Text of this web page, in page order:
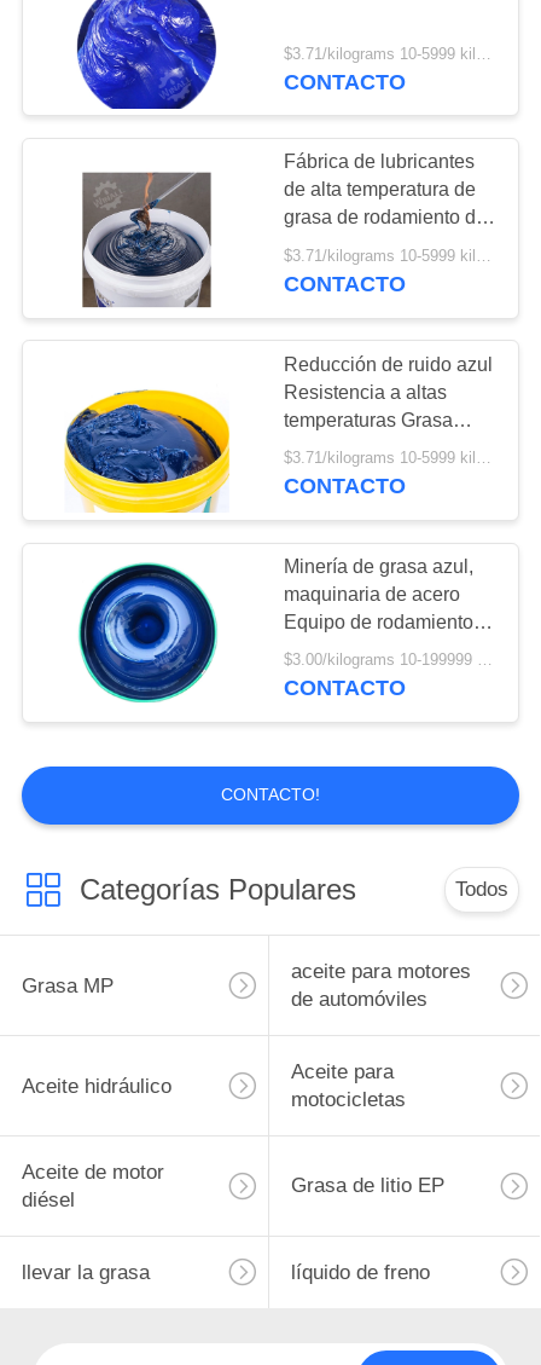
CONTACTO
Fábrica de lubricantes
de alta temperatura de
grasa de rodamiento de
venta caliente
$3.71/kilograms 10-5999 kilograms MOQ:10 kilogramos
CONTACTO
Reducción de ruido azul
Resistencia a altas
temperaturas Grasa
especial de alta calidad
para rodamientos
$3.71/kilograms 10-5999 kilograms MOQ:10 kilogramos
CONTACTO
Minería de grasa azul,
maquinaria de acero
Equipo de rodamientos
de trabajo pesado Grasa
HT Grasa de rodamiento
$3.00/kilograms 10-199999 kilograms MOQ:10 kilogramos
CONTACTO
CONTACTO!
Categorías Populares Todos
Grasa MP
aceite para motores
de automóviles
Aceite hidráulico
Aceite para
motocicletas
Aceite de motor
diésel
Grasa de litio EP
llevar la grasa líquido de freno